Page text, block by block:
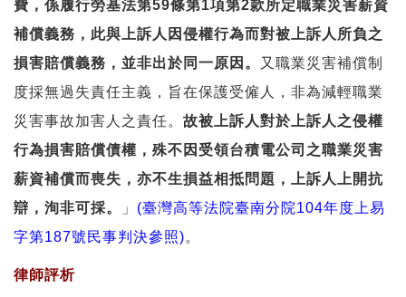
費，係履行勞基法第59條第1項第2款所定職業災害薪資
補償義務，此與上訴人因侵權行為而對被上訴人所負之
損害賠償義務，並非出於同一原因。
又職業災害補償制
度採無過失責任主義，旨在保護受僱人，非為減輕職業
災害事故加害人之責任。 故被上訴人對於上訴人之侵權
行為損害賠償債權，殊不因受領台積電公司之職業災害
薪資補償而喪失，亦不生損益相抵問題，上訴人上開抗
辯，洵非可採。
」 (臺灣高等法院臺南分院104年度上易
字第187號民事判決參照)。
律師評析